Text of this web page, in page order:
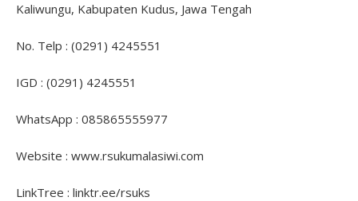
Kaliwungu, Kabupaten Kudus, Jawa Tengah
No. Telp : (0291) 4245551
IGD : (0291) 4245551
WhatsApp : 085865555977
Website : www.rsukumalasiwi.com
LinkTree : linktr.ee/rsuks